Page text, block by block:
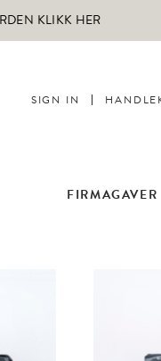
KLIKK HER
SIGN IN
FIRMAGAVER